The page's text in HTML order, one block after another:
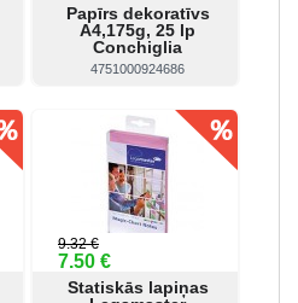
Papīrs dekoratīvs
A4,175g, 25 lp
Conchiglia
4751000924686
9.32 €
7.50 €
Statiskās lapiņas